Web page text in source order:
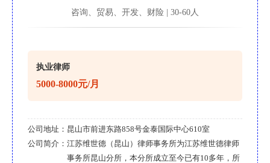
咨询、贸易、开发、财险 | 30-60人
执业律师
5000-8000元/月
公司地址： 昆山市前进东路858号金泰国际中心610室
公司简介： 江苏维世德（昆山）律师事务所为江苏维世德律师
事务所昆山分所，本分所成立至今已有10多年，所